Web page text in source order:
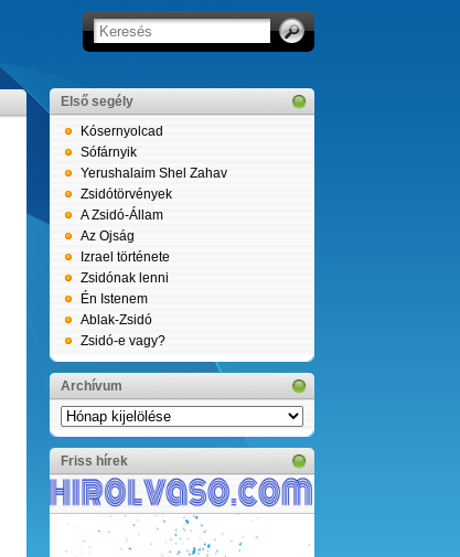
Első segély
Kósernyolcad
Sófárnyik
Yerushalaim Shel Zahav
Zsidótörvények
A Zsidó-Állam
Az Ojság
Izrael története
Zsidónak lenni
Én Istenem
Ablak-Zsidó
Zsidó-e vagy?
Archívum
Archívum
Friss hírek